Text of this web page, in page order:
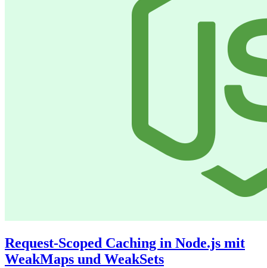
Request-Scoped Caching in Node.js mit
WeakMaps und WeakSets